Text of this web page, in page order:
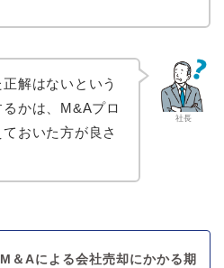
社長
解はないという
かは、M&Aプロ
おいた方が良さ
M＆Aによる会社売却にかかる期